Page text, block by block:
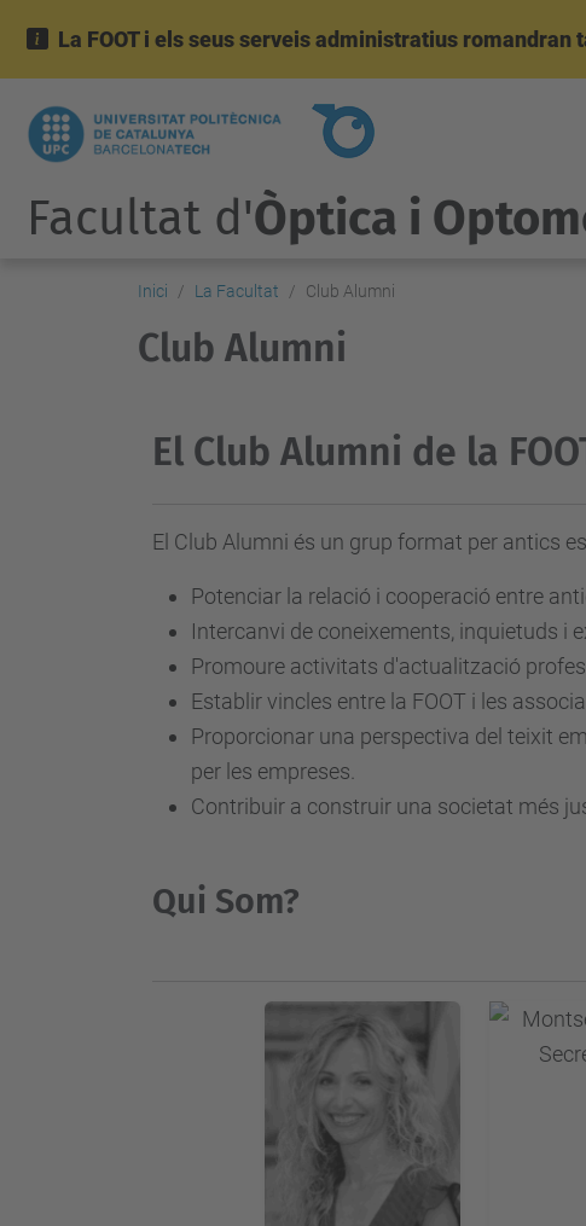
La FOOT i els seus serveis administratius
Facultat d'Òptica i
Inici La Facultat Club Alumni
Club Alumni
El Club Alumni de la
El Club Alumni és un grup format per antics
Potenciar la relació i cooperació entre
Intercanvi de coneixements, inquietuds i
Promoure activitats d'actualització
Establir vincles entre la FOOT i les
Proporcionar una perspectiva del teixit
per les empreses.
Contribuir a construir una societat més
Qui Som?